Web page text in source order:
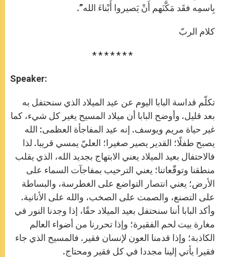
بِاسمِه فقَد مَكَّنَهم أَنْ يَصيروا أَبْناءَ الله”.
كلام الربّ
* * * * * * *
Speaker:
تكلّم قداسة البابا اليوم عن عيد الميلاد الذي سنحتفل به
بعد قليل. وأوضح البابا أن ميلاد المسيح يغير كل شيء، كما
غير حياة مريم ويوسف. إنه عيد المفاجأة العظمى: الله
يصبح طفلًا؛ القدير يصير صغيرا؛ العليّ يمسي قريبا. لذا
فالاحتفال بعيد الميلاد يعني الابتهاج بجديد الله، الذي يقلب
منطقنا وتوقّعاتنا؛ يعني الترحيب بمفاجآت السماء على
الأرض؛ يعني انتصار التواضع على الغطرسة، والبساطة
على التصنع، والصمت على الصخب، والله على الأنانية.
وأكد البابا أننا سنحتفل بعيد الميلاد حقًا، إذا وجدنا النور في
مغارة بيت لحم الفقيرة؛ وإذا تحررنا من أضواء العالم
الكاذبة؛ وإذا قدمنا العون لإنسان فقير. فالمسيح الذي جاء
فقيرا يأتي إلينا مجددا في كل فقير ومحتاج.